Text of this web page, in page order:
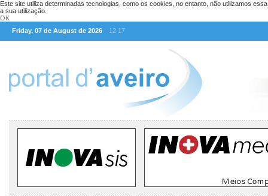
Este site utiliza determinadas tecnologias, como os cookies, no entanto, não utilizamos
a sua utilização.
OK
Friday, 07 de August de 2026
12:17